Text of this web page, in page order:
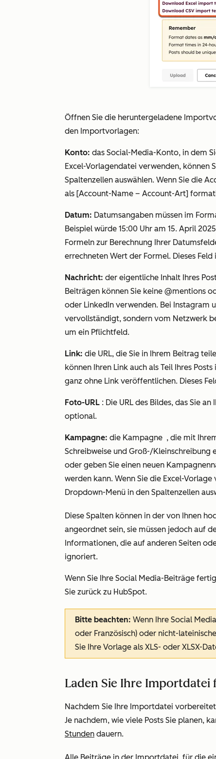
Öffnen Sie die heruntergeladene
den Importvorlagen:
Konto: das Social-Media-Konto, in dem
Excel-Vorlagendatei verwenden, können
Spaltenzellen auswählen. Wenn Sie die
als [Account-Name – Account-Art]
Datum: Datumsangaben müssen im
Beispiel würde 15:00 Uhr am 15. April
Formeln zur Berechnung Ihrer
errechneten Wert der Formel. Dieses
Nachricht: der eigentliche Inhalt Ihres
Beiträgen können Sie keine @mentions
oder LinkedIn verwenden. Bei Instagram
vervollständigt, sondern vom Netzwerk
um ein Pflichtfeld.
Link: die URL, die Sie in Ihrem Beitrag
können Ihren Link auch als Teil Ihres
ganz ohne Link veröffentlichen. Dieses
Foto-URL : Die URL des Bildes, das Sie
optional.
Kampagne: die Kampagne , die mit
Schreibweise und Groß-/Kleinschreibung
oder geben Sie einen neuen
werden kann. Wenn Sie die Excel-
Dropdown-Menü in den Spaltenzellen
Diese Spalten können in der von Ihnen
angeordnet sein, sie müssen jedoch auf
Informationen, die auf anderen Seiten
ignoriert.
Wenn Sie Ihre Social Media-Beiträge
Sie zurück zu HubSpot.
Bitte beachten: Wenn Ihre Social
oder Französisch) oder nicht-
Sie Ihre Vorlage als XLS- oder XLSX-
Laden Sie Ihre Importdatei
Nachdem Sie Ihre Importdatei
Je nachdem, wie viele Posts Sie planen,
Stunden dauern.